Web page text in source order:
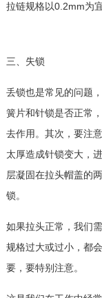
拉链规格以0.2mm为
三、失锁
丢锁也是常见的问题
簧片和针锁是否正常
去作用。其次，要注
太厚造成针锁变大，
层凝固在拉头帽盖的
锁。
如果拉头正常，我们
规格过大或过小，都
要，要特别注意。